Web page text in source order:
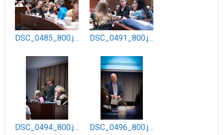
DSC_0485_800.jpg DSC_0491_800.jpg
DSC_0494_800.jpg DSC_0496_800.jpg